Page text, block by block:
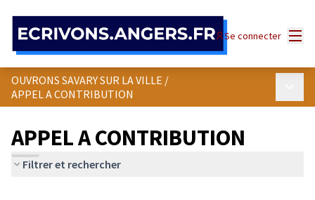
Se connecter
OUVRONS SAVARY SUR LA VILLE /
APPEL A CONTRIBUTION
APPEL A CONTRIBUTION
Filtrer et rechercher